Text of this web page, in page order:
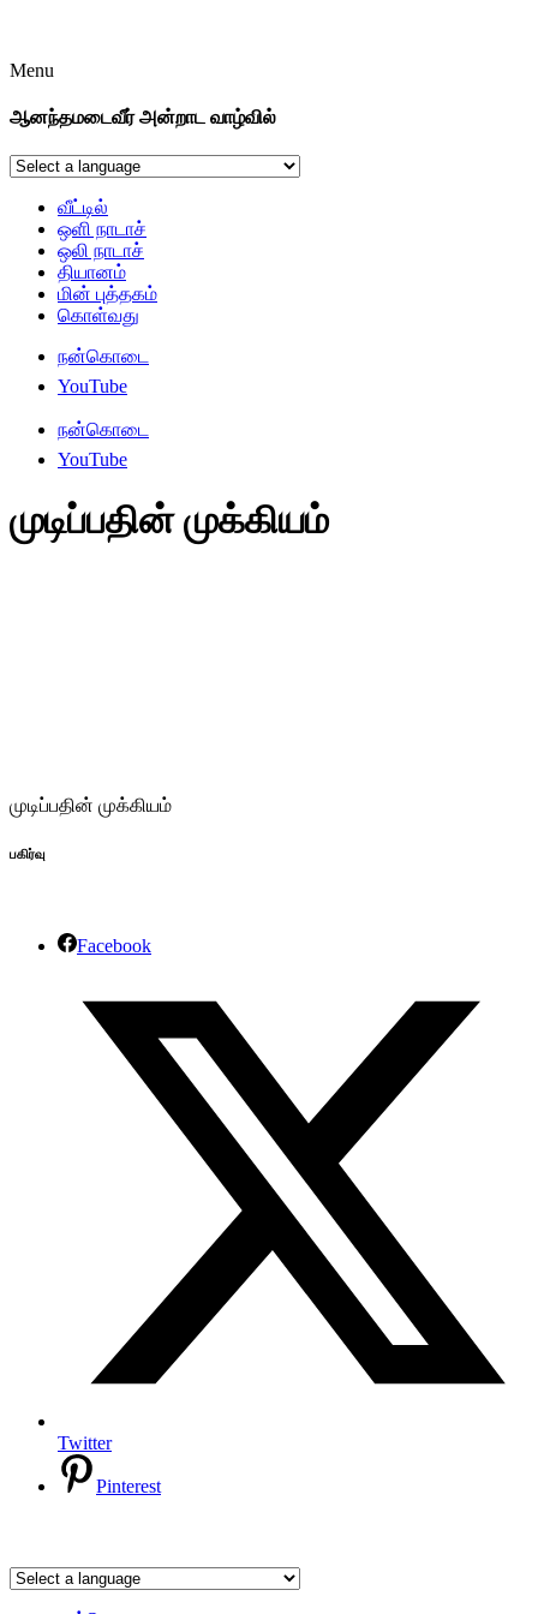
Menu
ஆனந்தமடைவீர் அன்றாட வாழ்வில்
வீட்டில்
ஒளி நாடாச்
ஒலி நாடாச்
தியானம்
மின் புத்தகம்
கொள்வது
நன்கொடை
YouTube
நன்கொடை
YouTube
முடிப்பதின் முக்கியம்
முடிப்பதின் முக்கியம்
பகிர்வு
Facebook
Twitter
Pinterest